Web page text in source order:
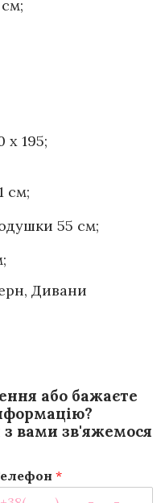
х 195;
см;
55 см;
, Дивани
або бажаєте
з вами зв'яжемося
*